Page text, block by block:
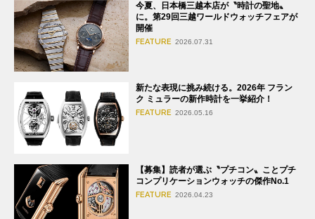
今夏、日本橋三越本店が〝時計の聖地〟
に。第29回三越ワールドウォッチフェアが
開催
FEATURE 2026.07.31
新たな表現に挑み続ける。2026年 フラン
ク ミュラーの新作時計を一挙紹介！
FEATURE 2026.05.16
【募集】読者が選ぶ〝プチコン〟ことプチ
コンプリケーションウォッチの傑作No.1
FEATURE 2026.04.23